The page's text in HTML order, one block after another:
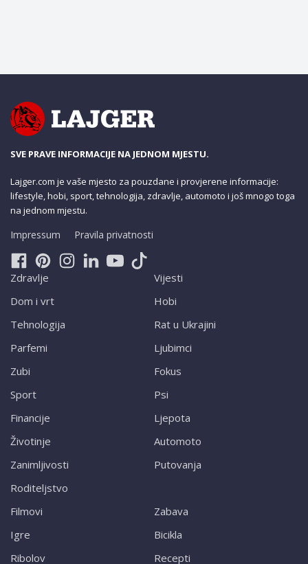
SVE PRAVE INFORMACIJE NA JEDNOM MJESTU.
Lajger.com je vaše mjesto za pouzdane i provjerene informacije:
lifestyle, hobi, sport, tehnologija, zdravlje, automoto i još mnogo toga
na jednom mjestu.
Impressum Pravila privatnosti
Zdravlje
Dom i vrt
Tehnologija
Parfemi
Zubi
Sport
Financije
Životinje
Zanimljivosti
Roditeljstvo
Vijesti
Hobi
Rat u Ukrajini
Ljubimci
Fokus
Psi
Ljepota
Automoto
Putovanja
Filmovi
Igre
Ribolov
Zabava
Bicikla
Recepti